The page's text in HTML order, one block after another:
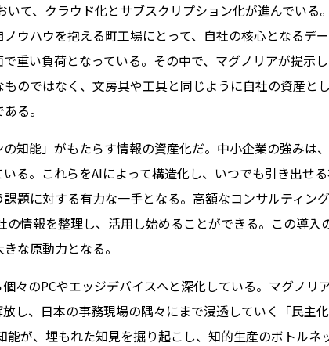
て、クラウド化とサブスクリプション化が進んでいる
ウハウを抱える町工場にとって、自社の核心となるデ
重い負荷となっている。その中で、マグノリアが提示し
のではなく、文房具や工具と同じように自社の資産と
る。
知能」がもたらす情報の資産化だ。中小企業の強みは
る。これらをAIによって構造化し、いつでも引き出せる
題に対する有力な一手となる。高額なコンサルティン
の情報を整理し、活用し始めることができる。この導入
な原動力となる。
々のPCやエッジデバイスへと深化している。マグノリ
し、日本の事務現場の隅々にまで浸透していく「民主
能が、埋もれた知見を掘り起こし、知的生産のボトルネ